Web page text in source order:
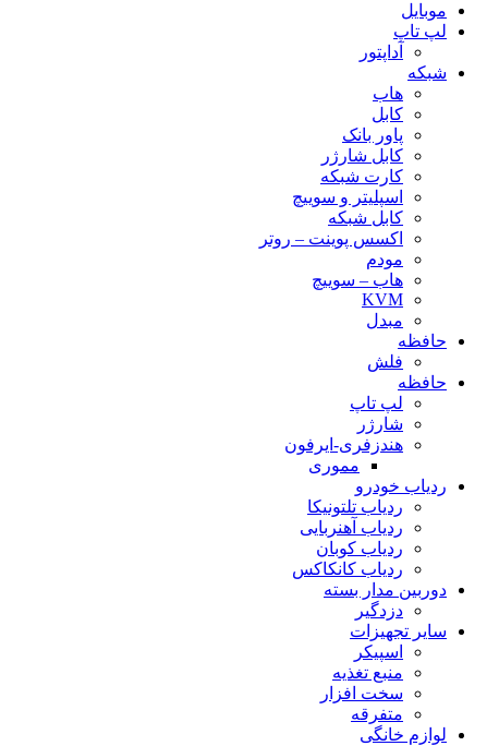
موبایل
لپ تاپ
آداپتور
شبکه
هاب
کابل
پاور بانک
کابل شارژر
کارت شبکه
اسپلیتر و سوییچ
کابل شبکه
اکسس پوینت – روتر
مودم
هاب – سوییچ
KVM
مبدل
حافظه
فلش
حافظه
لپ تاپ
شارژر
هندزفری-ایرفون
مموری
ردیاب خودرو
ردیاب تلتونیکا
ردیاب آهنربایی
ردیاب کوبان
ردیاب کانکاکس
دوربین مدار بسته
دزدگیر
سایر تجهیزات
اسپیکر
منبع تغذیه
سخت افزار
متفرقه
لوازم خانگی